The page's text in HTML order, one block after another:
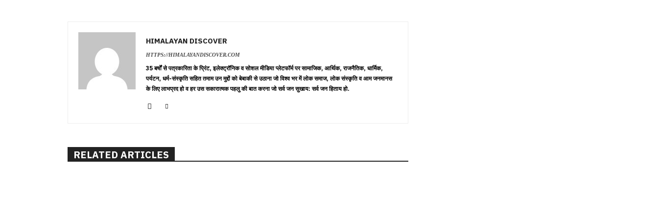
HIMALAYAN DISCOVER
HTTPS://HIMALAYANDISCOVER.COM
35 बर्षों से पत्रकारिता के प्रिंट, इलेक्ट्रॉनिक व सोशल मीडिया प्लेटफॉर्म पर सामाजिक, आर्थिक, राजनैतिक, धार्मिक,
पर्यटन, धर्म-संस्कृति सहित तमाम उन मुद्दों को बेबाकी से उठाना जो विश्व भर में लोक समाज, लोक संस्कृति व आम जनमानस
के लिए लाभप्रद हो व हर उस सकारात्मक पहलु की बात करना जो सर्व जन सुखाय: सर्व जन हिताय हो.
RELATED ARTICLES